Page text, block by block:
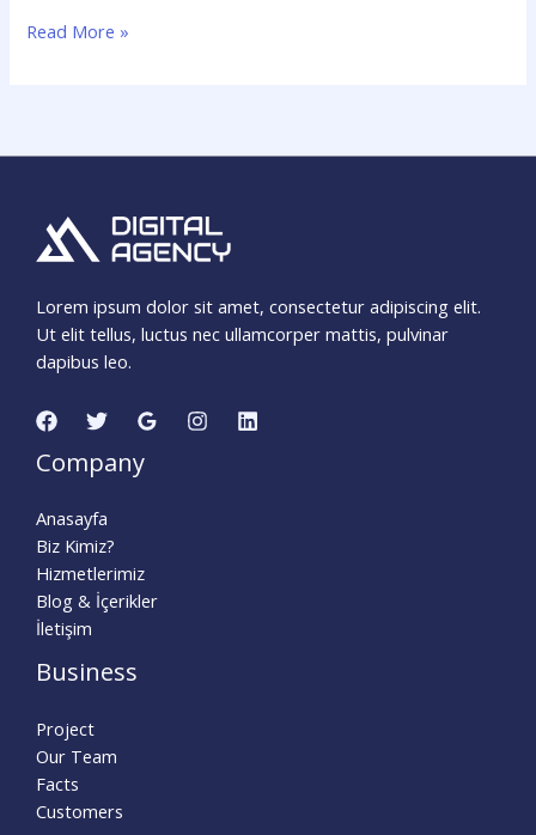
Read More »
Lorem ipsum dolor sit amet, consectetur adipiscing elit.
Ut elit tellus, luctus nec ullamcorper mattis, pulvinar
dapibus leo.
Company
Anasayfa
Biz Kimiz?
Hizmetlerimiz
Blog & İçerikler
İletişim
Business
Project
Our Team
Facts
Customers